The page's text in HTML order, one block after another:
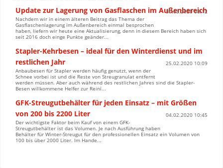
Update zur Lagerung von Gasflaschen im Außenbereich
30.03.2020 08:12
Nachdem wir in einem älteren Beitrag das Thema der
Gasflaschenlagerung im Außenbereich einmal besprochen
haben, liefern wir heute eine Aktualisierung, denn in diesem Bereich haben sich
seit 2016 doch einge Punkte geänder...
Stapler-Kehrbesen – ideal für den Winterdienst und im
restlichen Jahr
25.02.2020 10:09
Anbaubesen für Stapler werden häufig genutzt, wenn der
Schnee vorbei ist und die Reste von Streugranulat entfernt
werden müssen. Aber auch während des restlichen Jahres sind die Stapler-
Besen willkommene Helfer zur Reini...
GFK-Streugutbehälter für jeden Einsatz – mit Größen
von 200 bis 2200 Liter
04.02.2020 10:45
Der wichtigste Faktor beim Kauf von einem GFK-
Streugutbehälter ist das Volumen. Je nach Ausführung haben
Behälter für Winter-Streugut für den professionellen Einsatz ein Volumen von
100 bis über 2000 Liter. Im Hande...